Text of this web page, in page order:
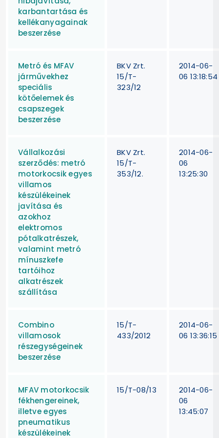
karbantartása és
kellékanyagainak
beszerzése
Metró és MFAV
járművekhez
speciális
kötőelemek és
csapszegek
beszerzése
BKV Zrt.
15/T-
323/12
2014-06-
06 13:18:54
Vállalkozási
szerződés: metró
motorkocsik egyes
villamos
készülékeinek
javítása és
azokhoz
elektromos
pótalkatrészek,
valamint metró
mínuszkefe
tartóihoz
alkatrészek
szállítása
BKV Zrt.
15/T-
353/12.
2014-06-
06
13:25:30
Combino
villamosok
részegységeinek
beszerzése
15/T-
433/2012
2014-06-
06 13:36:15
MFAV motorkocsik
fékhengereinek,
illetve egyes
pneumatikus
készülékeinek
15/T-08/13
2014-06-
06
13:45:07